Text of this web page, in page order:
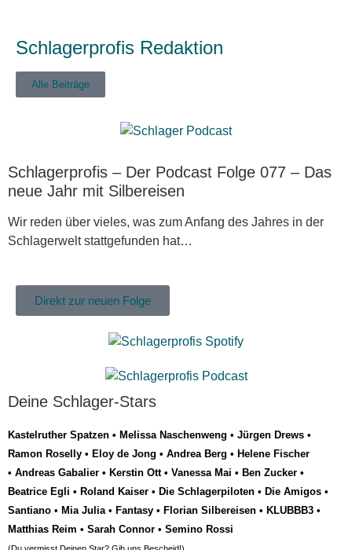
Schlagerprofis Redaktion
Alle Beiträge
Schlagerprofis – Der Podcast Folge 077 – Das
neue Jahr mit Silbereisen
Wir reden über vieles, was zum Anfang des Jahres in der
Schlagerwelt stattgefunden hat…
Direkt zur neuen Folge
Deine Schlager-Stars
Kastelruther Spatzen • Melissa Naschenweng • Jürgen Drews •
Ramon Roselly • Eloy de Jong • Andrea Berg • Helene Fischer
• Andreas Gabalier • Kerstin Ott• Vanessa Mai • Ben Zucker •
Beatrice Egli • Roland Kaiser • Die Schlagerpiloten • Die Amigos •
Santiano • Mia Julia• Fantasy • Florian Silbereisen • KLUBBB3 •
Matthias Reim • Sarah Connor • Semino Rossi